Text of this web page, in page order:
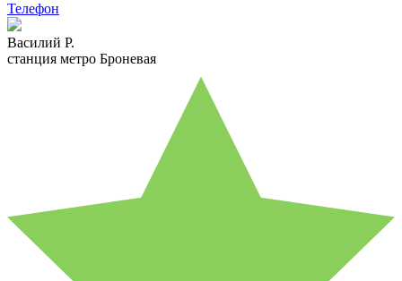
Телефон
Василий Р.
станция метро Броневая